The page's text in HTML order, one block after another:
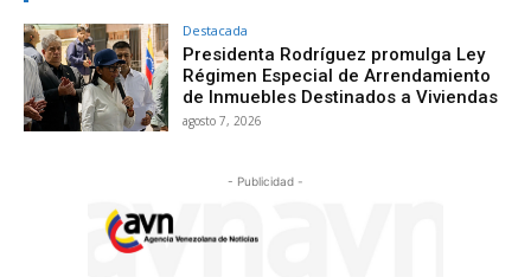
Destacada
Presidenta Rodríguez promulga Ley
Régimen Especial de Arrendamiento
de Inmuebles Destinados a Viviendas
agosto 7, 2026
- Publicidad -